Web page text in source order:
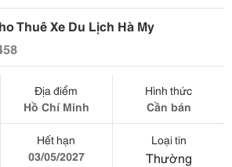
Thuê Xe Du Lịch Hà My
Địa điểm
Hồ Chí Minh
Hình thức
Cần bán
Hết hạn
03/05/2027
Loại tin
Thường